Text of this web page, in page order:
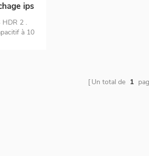
ips
HDR 2 .
à 10
Un total de 1